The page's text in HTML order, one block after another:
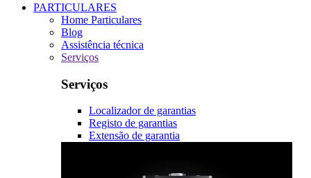
PARTICULARES
Home Particulares
Blog
Assistência técnica
Serviços
Serviços
Localizador de garantias
Registo de garantias
Extensão de garantia